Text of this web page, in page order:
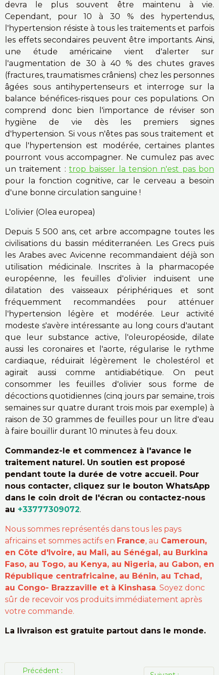
devra le plus souvent être maintenu à vie.
Cependant, pour 10 à 30 % des hypertendus,
l'hypertension résiste à tous les traitements et parfois
les effets secondaires peuvent être importants. Ainsi,
une étude américaine vient d'alerter sur
l'augmentation de 30 à 40 % des chutes graves
(fractures, traumatismes crâniens) chez les personnes
âgées sous antihypertenseurs et interroge sur la
balance bénéfices-risques pour ces populations. On
comprend donc bien l'importance de réviser son
hygiène de vie dès les premiers signes
d'hypertension. Si vous n'êtes pas sous traitement et
que l'hypertension est modérée, certaines plantes
pourront vous accompagner. Ne cumulez pas avec
un traitement : trop baisser la tension n'est pas bon
pour la fonction cognitive, car le cerveau a besoin
d'une bonne circulation sanguine !
L'olivier (Olea europea)
Depuis 5 500 ans, cet arbre accompagne toutes les
civilisations du bassin méditerranéen. Les Grecs puis
les Arabes avec Avicenne recommandaient déjà son
utilisation médicinale. Inscrites à la pharmacopée
européenne, les feuilles d'olivier induisent une
dilatation des vaisseaux périphériques et sont
fréquemment recommandées pour atténuer
l'hypertension légère et modérée. Leur activité
modeste s'avère intéressante au long cours d'autant
que leur substance active, l'oleuropéoside, dilate
aussi les coronaires et l'aorte, régularise le rythme
cardiaque, réduirait légèrement le cholestérol et
agirait aussi comme antidiabétique. On peut
consommer les feuilles d'olivier sous forme de
décoctions quotidiennes (cinq jours par semaine, trois
semaines sur quatre durant trois mois par exemple) à
raison de 30 grammes de feuilles pour un litre d'eau
à faire bouillir durant 10 minutes à feu doux.
Commandez-le et commencez à l'avance le
traitement naturel. Un soutien est proposé
pendant toute la durée de votre accueil. Pour
nous contacter, cliquez sur le bouton WhatsApp
dans le coin droit de l'écran ou contactez-nous
au +33777309072.
Nous sommes représentés dans tous les pays
africains et sommes actifs en France, au Cameroun,
en Côte d'Ivoire, au Mali, au Sénégal, au Burkina
Faso, au Togo, au Kenya, au Nigeria, au Gabon, en
République centrafricaine, au Bénin, au Tchad,
au Congo- Brazzaville et à Kinshasa. Soyez donc
sûr de recevoir vos produits immédiatement après
votre commande.
La livraison est gratuite partout dans le monde.
Précédent :